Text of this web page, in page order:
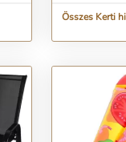
x
Összes Kerti